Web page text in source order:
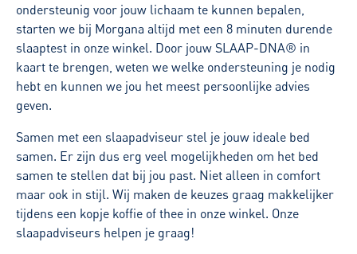
ondersteunig voor jouw lichaam te kunnen bepalen,
starten we bij Morgana altijd met een 8 minuten durende
slaaptest in onze winkel. Door jouw SLAAP-DNA® in
kaart te brengen, weten we welke ondersteuning je nodig
hebt en kunnen we jou het meest persoonlijke advies
geven.
Samen met een slaapadviseur stel je jouw ideale bed
samen. Er zijn dus erg veel mogelijkheden om het bed
samen te stellen dat bij jou past. Niet alleen in comfort
maar ook in stijl. Wij maken de keuzes graag makkelijker
tijdens een kopje koffie of thee in onze winkel. Onze
slaapadviseurs helpen je graag!